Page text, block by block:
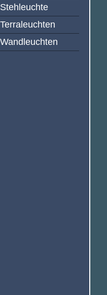
Stehleuchte
Terraleuchten
Wandleuchten